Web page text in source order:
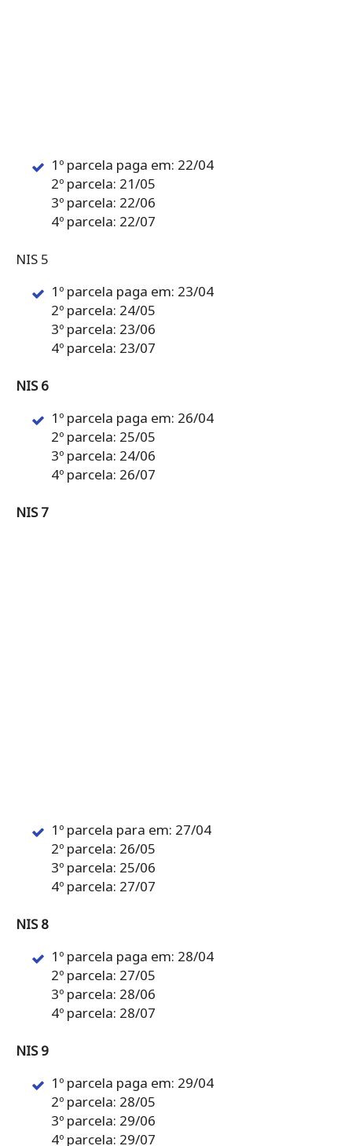
1º parcela paga em: 22/04
2º parcela: 21/05
3º parcela: 22/06
4º parcela: 22/07
NIS 5
1º parcela paga em: 23/04
2º parcela: 24/05
3º parcela: 23/06
4º parcela: 23/07
NIS 6
1º parcela paga em: 26/04
2º parcela: 25/05
3º parcela: 24/06
4º parcela: 26/07
NIS 7
1º parcela para em: 27/04
2º parcela: 26/05
3º parcela: 25/06
4º parcela: 27/07
NIS 8
1º parcela paga em: 28/04
2º parcela: 27/05
3º parcela: 28/06
4º parcela: 28/07
NIS 9
1º parcela paga em: 29/04
2º parcela: 28/05
3º parcela: 29/06
4º parcela: 29/07